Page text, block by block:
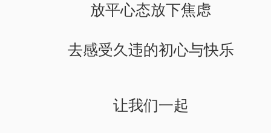
放平心态放下焦虑
去感受久违的初心与快乐
让我们一起